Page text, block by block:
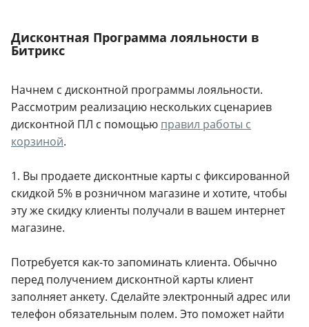
Дисконтная Программа лояльности в
Битрикс
Начнем с дисконтной программы лояльности.
Рассмотрим реализацию нескольких сценариев
дисконтной ПЛ с помощью правил работы с
корзиной.
1. Вы продаете дисконтные карты с фиксированной
скидкой 5% в розничном магазине и хотите, чтобы
эту же скидку клиенты получали в вашем интернет
магазине.
Потребуется как-то запоминать клиента. Обычно
перед получением дисконтной карты клиент
заполняет анкету. Сделайте электронный адрес или
телефон обязательным полем. Это поможет найти